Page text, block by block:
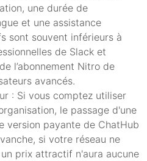
une durée de
et une assistance
sont souvent inférieurs à
de Slack et
l’abonnement Nitro de
avancés.
: Si vous comptez utiliser
le passage d'une
version payante de ChatHub
si votre réseau ne
prix attractif n'aura aucune